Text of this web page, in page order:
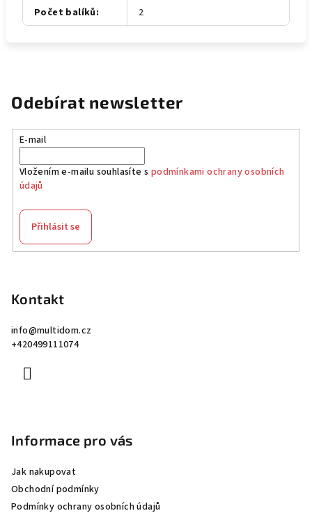
Počet balíků: 2
Odebírat newsletter
E-mail
Vložením e-mailu souhlasíte s podmínkami ochrany osobních
údajů
Přihlásit se
Kontakt
info@multidom.cz
+420499111074
Informace pro vás
Jak nakupovat
Obchodní podmínky
Podmínky ochrany osobních údajů